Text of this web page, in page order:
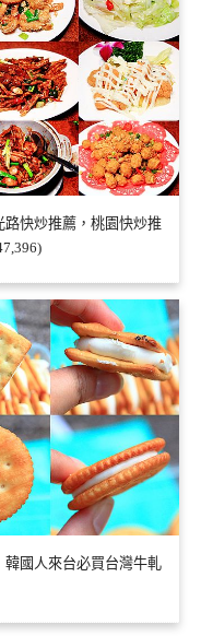
路快炒推薦，桃園快炒推
國人來台必買台灣牛軋